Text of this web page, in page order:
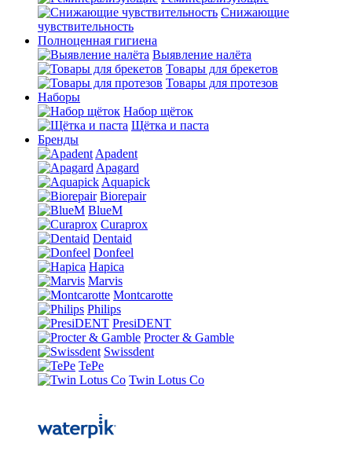
Снижающие
чувствительность
Полноценная гигиена
Выявление налёта
Товары для брекетов
Товары для протезов
Наборы
Набор щёток
Щётка и паста
Бренды
Apadent
Apagard
Aquapick
Biorepair
BlueM
Curaprox
Dentaid
Donfeel
Hapica
Marvis
Montcarotte
Philips
PresiDENT
Procter & Gamble
Swissdent
TePe
Twin Lotus Co